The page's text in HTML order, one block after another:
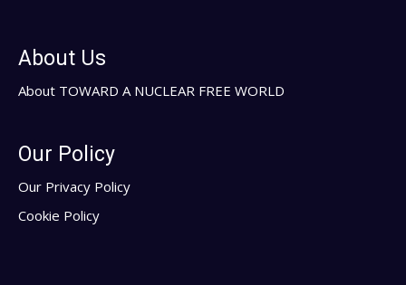
About Us
About TOWARD A NUCLEAR FREE WORLD
Our Policy
Our Privacy Policy
Cookie Policy